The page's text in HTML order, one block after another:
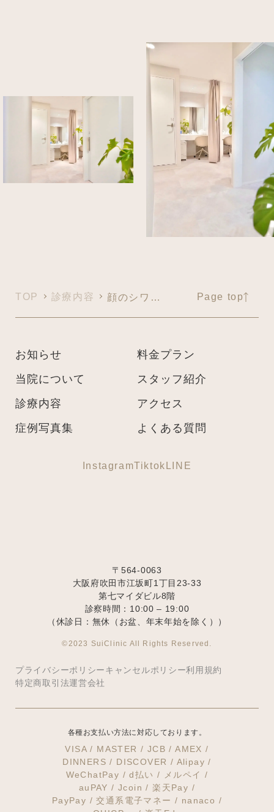
TOP 診療内容 顔のシワ（目周り・目尻のシワ・眉間・おでこのシワ） Page top
お知らせ
当院について
診療内容
症例写真集
料金プラン
スタッフ紹介
アクセス
よくある質問
InstagramTiktok LINE
〒564-0063
大阪府吹田市江坂町1丁目23‐33
第七マイダビル8階
診察時間：10:00 – 19:00
（休診日：無休（お盆、年末年始を除く））
©2023 SuiClinic All Rights Reserved.
プライバシーポリシーキャンセルポリシー利用規約
特定商取引法運営会社
各種お支払い方法に対応しております。
VISA / MASTER / JCB / AMEX /
DINNERS / DISCOVER / Alipay /
WeChatPay / d払い / メルペイ /
auPAY / Jcoin / 楽天Pay /
PayPay / 交通系電子マネー / nanaco /